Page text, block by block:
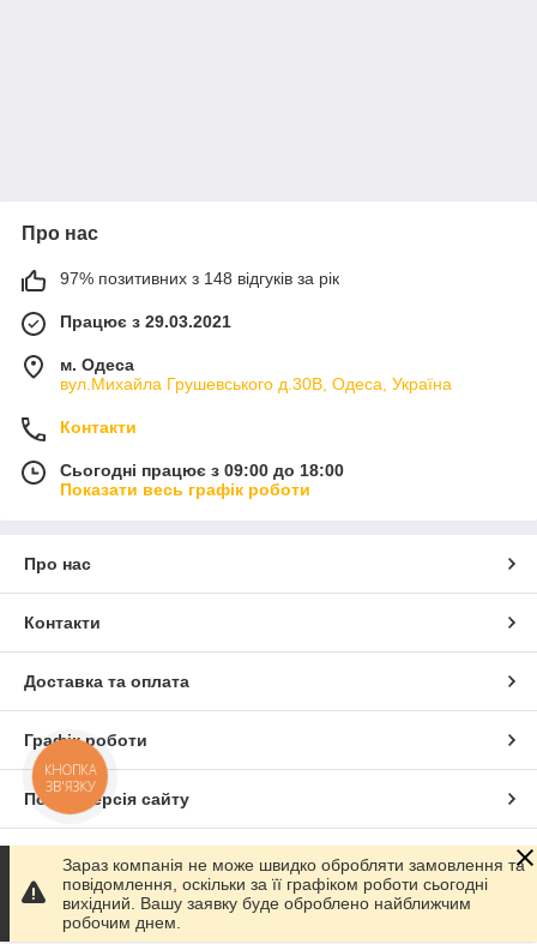
Про нас
97% позитивних з 148 відгуків за рік
Працює з 29.03.2021
м. Одеса
вул.Михайла Грушевського д.30В, Одеса, Україна
Контакти
Сьогодні працює з 09:00 до 18:00
Показати весь графік роботи
Про нас
Контакти
Доставка та оплата
Графік роботи
Повна версія сайту
Сайт створено на маркетплейсіProm.ua
Політика конфіденційності
Зараз компанія не може швидко обробляти замовлення та
повідомлення, оскільки за її графіком роботи сьогодні
вихідний. Вашу заявку буде оброблено найближчим
робочим днем.
КНОПКА
ЗВ'ЯЗКУ